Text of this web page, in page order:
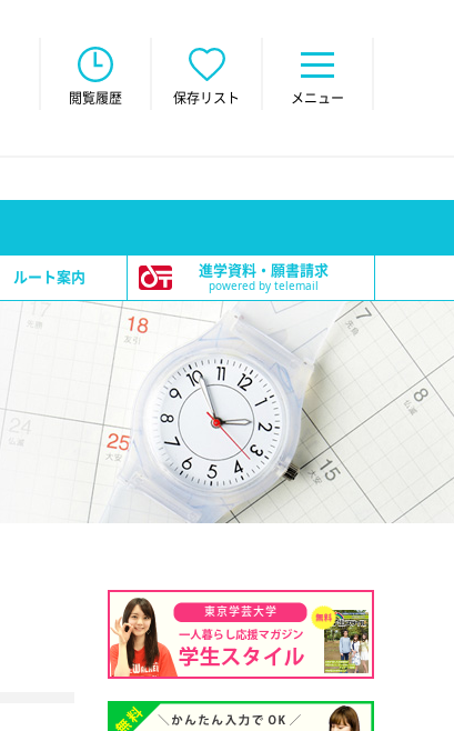
閲覧履歴 保存リスト メニュー
ルート案内 進学資料・願書請求
powered by telemail
東京学芸大学